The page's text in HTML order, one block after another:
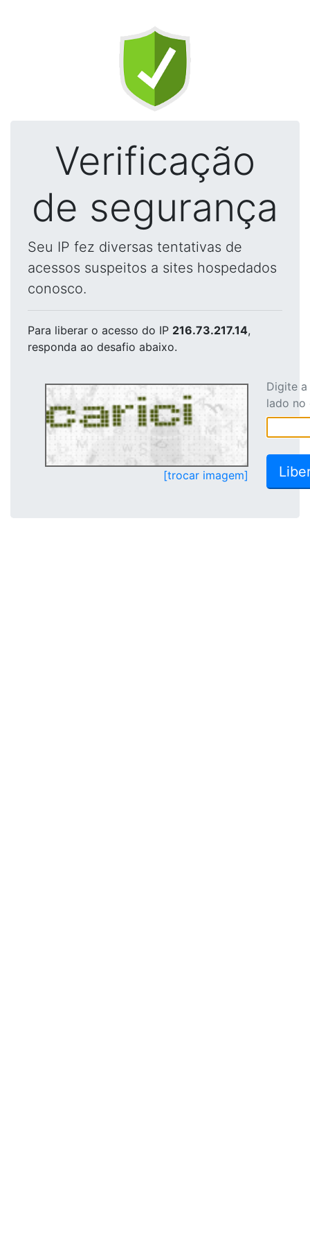
Verificação
de segurança
Seu IP fez diversas tentativas de
acessos suspeitos a sites hospedados
conosco.
Para liberar o acesso do IP 216.73.217.14,
responda ao desafio abaixo.
[trocar imagem]
Digite
lado no